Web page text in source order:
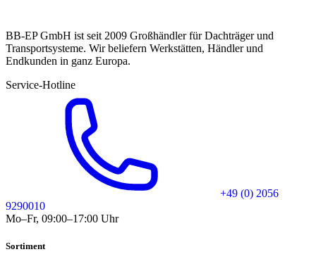
BB-EP GmbH ist seit 2009 Großhändler für Dachträger und
Transportsysteme. Wir beliefern Werkstätten, Händler und
Endkunden in ganz Europa.
Service-Hotline
+49 (0) 2056
9290010
Mo–Fr, 09:00–17:00 Uhr
Sortiment